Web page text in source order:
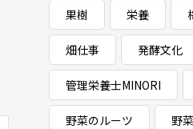
果樹 栄養
畑仕事 発酵文化
管理栄養士MINORI
野菜のルーツ 野